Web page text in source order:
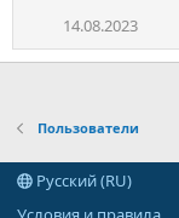
14.08.2023
Пользователи
Русский (RU)